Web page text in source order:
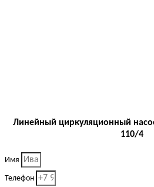
Линейный циркуляционный
110/4
Имя
Телефон